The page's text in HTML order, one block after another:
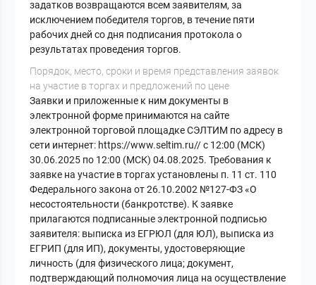
задатков возвращаются всем заявителям, за
исключением победителя торгов, в течение пяти
рабочих дней со дня подписания протокола о
результатах проведения торгов.
Порядок, место, сроки и время представления заявок
на участие в торгах и предложений по цене
Заявки и приложенные к ним документы в
электронной форме принимаются на сайте
электронной торговой площадке СЭЛТИМ по адресу в
сети интернет: https://www.seltim.ru// с 12:00 (МСК)
30.06.2025 по 12:00 (МСК) 04.08.2025. Требования к
заявке на участие в торгах установлены п. 11 ст. 110
Федерального закона от 26.10.2002 №127-ФЗ «О
несостоятельности (банкротстве). К заявке
прилагаются подписанные электронной подписью
заявителя: выписка из ЕГРЮЛ (для ЮЛ), выписка из
ЕГРИП (для ИП), документы, удостоверяющие
личность (для физического лица; документ,
подтверждающий полномочия лица на осуществление